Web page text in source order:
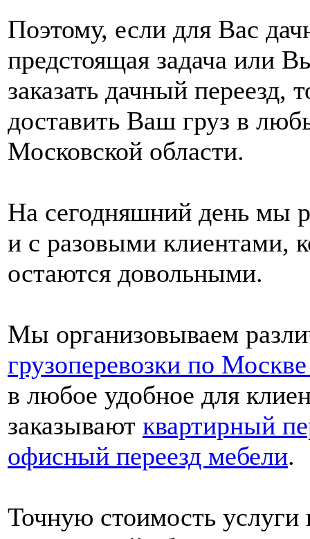
Поэтому, если для Вас
предстоящая задача или
заказать дачный
доставить Ваш груз в
Московской области.
На сегодняшний день мы
и с разовыми клиентами,
остаются довольными.
Мы организовываем
грузоперевозки по
в любое удобное для
заказывают квартирный
офисный переезд мебели.
Точную стоимость услуги